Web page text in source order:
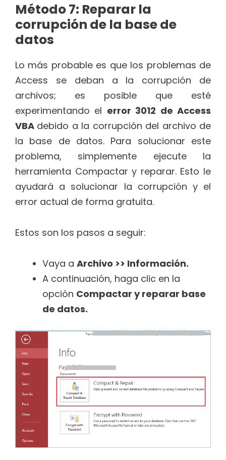
Método 7: Reparar la
corrupción de la base de
datos
Lo más probable es que los problemas de
Access se deban a la corrupción de
archivos; es posible que esté
experimentando el error 3012 de Access
VBA debido a la corrupción del archivo de
la base de datos. Para solucionar este
problema, simplemente ejecute la
herramienta Compactar y reparar. Esto le
ayudará a solucionar la corrupción y el
error actual de forma gratuita.
Estos son los pasos a seguir:
Vaya a Archivo >> Información.
A continuación, haga clic en la
opción Compactar y reparar base
de datos.